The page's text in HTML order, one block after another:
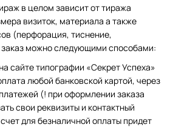
в целом зависит от тиража
визиток, материала а также
(перфорация, тиснение,
можно следующими способами:
сайте типографии «Секрет Успеха»
любой банковской картой, через
(! при оформлении заказа
свои реквизиты и контактный
для безналичной оплаты придет